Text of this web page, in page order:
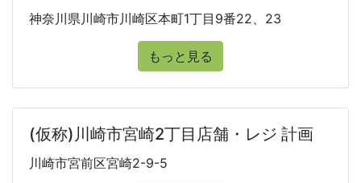
神奈川県川崎市川崎区本町1丁目9番22、23
もっと見る
(仮称)川崎市宮崎2丁目店舗・レジ 計画
川崎市宮前区宮崎2-9-5